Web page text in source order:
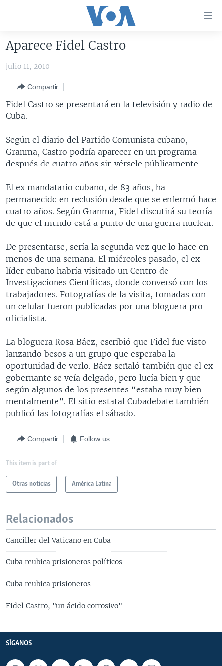
accesibilidad
Salte
principal
Salte
al
principal
Salte
AMÉRICA DEL NORTE
EEUU
MÉXICO
HAITÍ
ELECCIONES EEUU 2024
ELECCIONES EEUU
VOTO DIVIDIDO
VOA VERIFICA
VOA VERIFICA UCRANIA/RUSIA
VOA VERIFICA AMÉRICA LATINA
AMÉRICA LATINA
BOLIVIA
COLOMBIA
ECUADOR
VENEZUELA
BRASIL
CENTROAMÉRICA
COSTA RICA
GUATEMALA
HONDURAS
NICARAGUA
OTRAS SECCIONES
LIBERTAD DE PRENSA
MUNDO
ECONOMÍA
ENTRETENIMIENTO Y CULTURA
TECNOLOGÍA
DEPORTES
CIENCIA Y SALUD
LIBERTAD DE PRENSA
UCRANIA
MULTIMEDIA
VIDEOS
FOTOGRAFÍA
AUDIOS
PROGRAMAS TV
EL MUNDO AL DÍA
FORO INTERAMERICANO
VISIÓN 360
LAS CLAVES
PANORAMA
RADIO
AVANCE INFORMATIVO
AUDIONOTICIAS
BUENOS DÍAS AMÉRICA
ESTADOS UNIDOS AL DÍA
EL MUNDO AL DÍA [RADIO]
FORO [RADIO]
DEPORTIVO INTERNACIONAL
NOTA ECONÓMICA
DIRECT
DOCUMENTALES DE LA VOA
SÍGANOS
Idiomas
Aparece Fidel Castro
julio 11, 2010
Compartir
Fidel Castro se presentará en la televisión y radio de
Cuba.
Según el diario del Partido Comunista cubano,
Granma, Castro podría aparecer en un programa
después de cuatro años sin vérsele públicamente.
El ex mandatario cubano, de 83 años, ha
permanecido en reclusión desde que se enfermó hace
cuatro años. Según Granma, Fidel discutirá su teoría
de que el mundo está a punto de una guerra nuclear.
De presentarse, sería la segunda vez que lo hace en
menos de una semana. El miércoles pasado, el ex
líder cubano habría visitado un Centro de
Investigaciones Científicas, donde conversó con los
trabajadores. Fotografías de la visita, tomadas con
un celular fueron publicadas por una bloguera pro-
oficialista.
La bloguera Rosa Báez, escribió que Fidel fue visto
lanzando besos a un grupo que esperaba la
oportunidad de verlo. Báez señaló también que el ex
gobernante se veía delgado, pero lucía bien y que
según algunos de los presentes “estaba muy bien
mentalmente”. El sitio estatal Cubadebate también
publicó las fotografías el sábado.
Compartir Follow us
This item is part of
Otras noticias América Latina
Relacionados
Canciller del Vaticano en Cuba
Cuba reubica prisioneros políticos
Cuba reubica prisioneros
Fidel Castro, "un ácido corrosivo"
SÍGANOS